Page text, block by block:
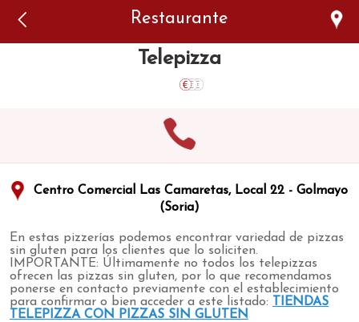
Restaurante
Telepizza
Centro Comercial Las Camaretas, Local 22 - Golmayo
(Soria)
En estas pizzerías podemos encontrar variedad de pizzas
sin gluten para los clientes que lo soliciten.
IMPORTANTE: Últimamente no todos los telepizzas
ofrecen las pizzas sin gluten, por lo que recomendamos
ponerse en contacto previamente con el establecimiento
para confirmar o bien acceder a este listado:
TIENDAS
TELEPIZZA CON PIZZAS SIN GLUTEN
authorized to show the cookie declaration for domain group
ID 546ddaab-b478-4440-aa8a-3b0205284212. Please add it to
the domain group in the Cookiebot Manager to authorize